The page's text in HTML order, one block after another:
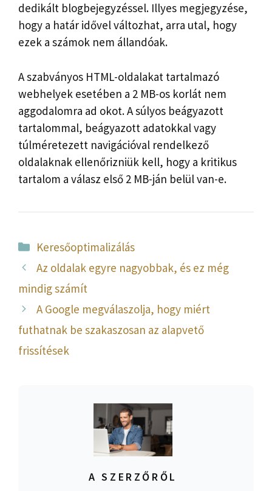
dedikált blogbejegyzéssel. Illyes megjegyzése,
hogy a határ idővel változhat, arra utal, hogy
ezek a számok nem állandóak.
A szabványos HTML-oldalakat tartalmazó
webhelyek esetében a 2 MB-os korlát nem
aggodalomra ad okot. A súlyos beágyazott
tartalommal, beágyazott adatokkal vagy
túlméretezett navigációval rendelkező
oldalaknak ellenőrizniük kell, hogy a kritikus
tartalom a válasz első 2 MB-ján belül van-e.
Kategória
Keresőoptimalizálás
Az oldalak egyre nagyobbak, és ez még
mindig számít
A Google megválaszolja, hogy miért
futhatnak be szakaszosan az alapvető
frissítések
A SZERZŐRŐL